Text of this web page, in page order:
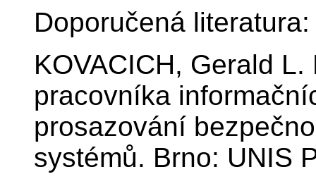
Doporučená literatura:
KOVACICH, Gerald
pracovníka
prosazování
systémů. Brno: UNIS